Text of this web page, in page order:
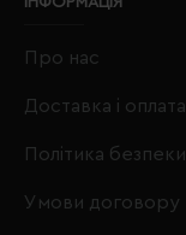
Про нас
Доставка і оплата
Політика безпеки
Умови договору